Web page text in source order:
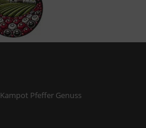
Kampot Pfeffer Genuss